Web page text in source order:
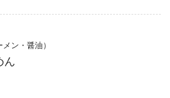
ン・醤油）
ん